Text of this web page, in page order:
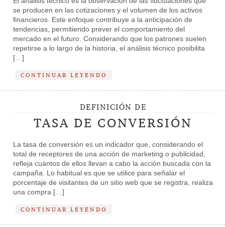
se producen en las cotizaciones y el volumen de los activos
financieros. Este enfoque contribuye a la anticipación de
tendencias, permitiendo prever el comportamiento del
mercado en el futuro. Considerando que los patrones suelen
repetirse a lo largo de la historia, el análisis técnico posibilita
[…]
CONTINUAR LEYENDO
DEFINICIÓN DE
TASA DE CONVERSIÓN
La tasa de conversión es un indicador que, considerando el
total de receptores de una acción de marketing o publicidad,
refleja cuántos de ellos llevan a cabo la acción buscada con la
campaña. Lo habitual es que se utilice para señalar el
porcentaje de visitantes de un sitio web que se registra, realiza
una compra […]
CONTINUAR LEYENDO